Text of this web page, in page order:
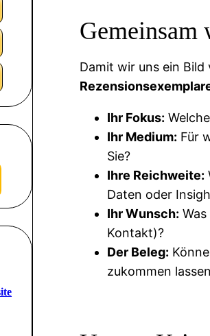
Gemeinsam
Damit wir uns ein
Ihr Fokus:
Ihr Medium: Für
Sie?
Ihre Reichweite:
Daten oder
Ihr Wunsch:
Kontakt)?
Der Beleg:
zukommen